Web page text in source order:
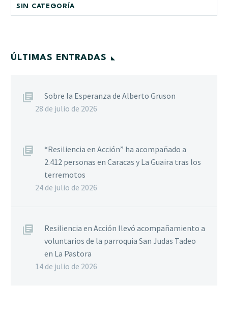
SIN CATEGORÍA
ÚLTIMAS ENTRADAS
Sobre la Esperanza de Alberto Gruson
28 de julio de 2026
“Resiliencia en Acción” ha acompañado a
2.412 personas en Caracas y La Guaira tras los
terremotos
24 de julio de 2026
Resiliencia en Acción llevó acompañamiento a
voluntarios de la parroquia San Judas Tadeo
en La Pastora
14 de julio de 2026